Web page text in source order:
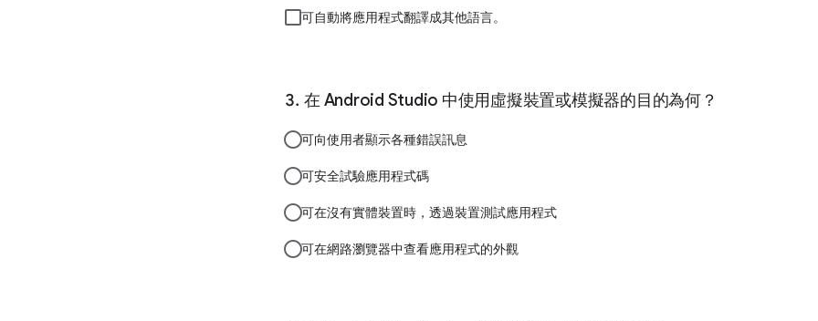
可自動將應用程式翻譯成其他語言。
在 Android Studio 中使用虛擬裝置或模擬器的目的為何？
可向使用者顯示各種錯誤訊息
可安全試驗應用程式碼
可在沒有實體裝置時，透過裝置測試應用程式
可在網路瀏覽器中查看應用程式的外觀